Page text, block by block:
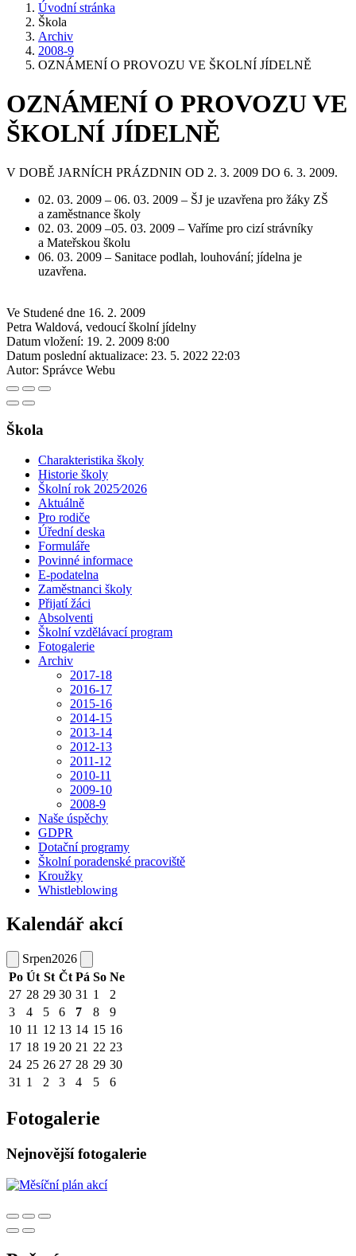
Úvodní stránka
Škola
Archiv
2008-9
OZNÁMENÍ O PROVOZU VE ŠKOLNÍ JÍDELNĚ
OZNÁMENÍ O PROVOZU VE
ŠKOLNÍ JÍDELNĚ
V DOBĚ JARNÍCH PRÁZDNIN OD 2. 3. 2009 DO 6. 3. 2009.
02. 03. 2009 – 06. 03. 2009 – ŠJ je uzavřena pro žáky ZŠ
a zaměstnance školy
02. 03. 2009 –05. 03. 2009 – Vaříme pro cizí strávníky
a Mateřskou školu
06. 03. 2009 – Sanitace podlah, louhování; jídelna je
uzavřena.
Ve Studené dne 16. 2. 2009
Petra Waldová, vedoucí školní jídelny
Datum vložení: 19. 2. 2009 8:00
Datum poslední aktualizace: 23. 5. 2022 22:03
Autor: Správce Webu
Škola
Charakteristika školy
Historie školy
Školní rok 2025⁄2026
Aktuálně
Pro rodiče
Úřední deska
Formuláře
Povinné informace
E-podatelna
Zaměstnanci školy
Přijatí žáci
Absolventi
Školní vzdělávací program
Fotogalerie
Archiv
2017-18
2016-17
2015-16
2014-15
2013-14
2012-13
2011-12
2010-11
2009-10
2008-9
Naše úspěchy
GDPR
Dotační programy
Školní poradenské pracoviště
Kroužky
Whistleblowing
Kalendář akcí
Srpen2026
Po Út St Čt Pá So Ne
27 28 29 30 31 1
2
3
4 5 6 7 8
9
10 11 12 13 14 15 16
17 18 19 20 21 22 23
24 25 26 27 28 29 30
31 1 2 3 4 5 6
Fotogalerie
Nejnovější fotogalerie